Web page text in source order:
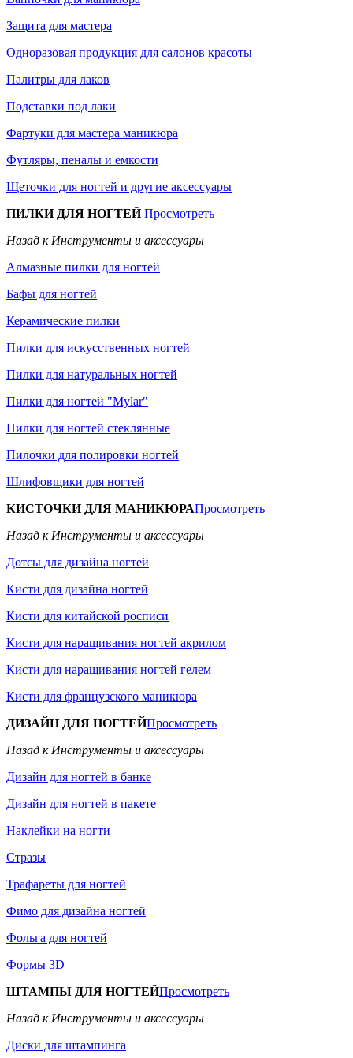
Защита для мастера
Одноразовая продукция для салонов красоты
Палитры для лаков
Подставки под лаки
Фартуки для мастера маникюра
Футляры, пеналы и емкости
Щеточки для ногтей и другие аксессуары
ПИЛКИ ДЛЯ НОГТЕЙПросмотреть
Назад к Инструменты и аксессуары
Алмазные пилки для ногтей
Бафы для ногтей
Керамические пилки
Пилки для искусственных ногтей
Пилки для натуральных ногтей
Пилки для ногтей "Mylar"
Пилки для ногтей стеклянные
Пилочки для полировки ногтей
Шлифовщики для ногтей
КИСТОЧКИ ДЛЯ МАНИКЮРАПросмотреть
Назад к Инструменты и аксессуары
Дотсы для дизайна ногтей
Кисти для дизайна ногтей
Кисти для китайской росписи
Кисти для наращивания ногтей акрилом
Кисти для наращивания ногтей гелем
Кисти для французского маникюра
ДИЗАЙН ДЛЯ НОГТЕЙПросмотреть
Назад к Инструменты и аксессуары
Дизайн для ногтей в банке
Дизайн для ногтей в пакете
Наклейки на ногти
Стразы
Трафареты для ногтей
Фимо для дизайна ногтей
Фольга для ногтей
Формы 3D
ШТАМПЫ ДЛЯ НОГТЕЙПросмотреть
Назад к Инструменты и аксессуары
Диски для штампинга